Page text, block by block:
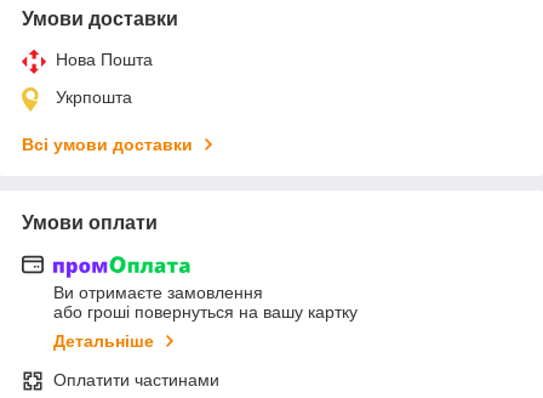
Умови доставки
Нова Пошта
Укрпошта
Всі умови доставки
Умови оплати
Ви отримаєте замовлення
або гроші повернуться на вашу картку
Детальніше
Оплатити частинами